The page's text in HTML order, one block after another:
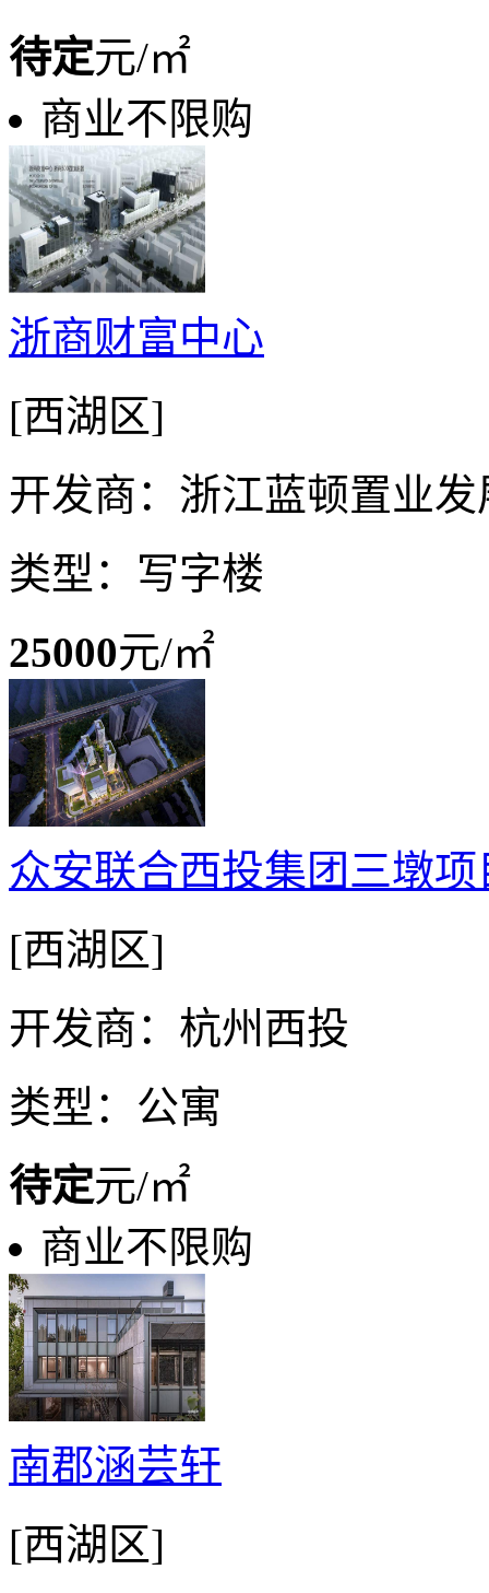
待定元/㎡
商业不限购
浙商财富中心
[西湖区]
开发商：浙江蓝顿置业
类型：写字楼
25000元/㎡
众安联合西投集团三墩项
[西湖区]
开发商：杭州西投
类型：公寓
待定元/㎡
商业不限购
南郡涵芸轩
[西湖区]